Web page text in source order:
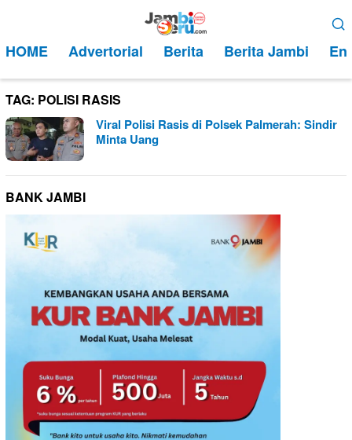
kontenMobile
HOME Advertorial Berita Berita Jambi
TAG: POLISI RASIS
Viral Polisi Rasis di Polsek Palmerah: Sindir
Minta Uang
BANK JAMBI